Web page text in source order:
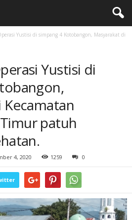
Yustisi di simpang 4 Kotobangon, Masyarakat di
Yustisi di
Kecamatan
patuh
4, 2020 1259 0